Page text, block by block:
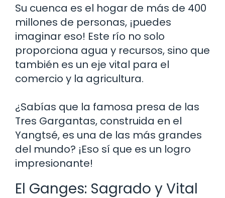
Su cuenca es el hogar de más de 400
millones de personas, ¡puedes
imaginar eso! Este río no solo
proporciona agua y recursos, sino que
también es un eje vital para el
comercio y la agricultura.
¿Sabías que la famosa presa de las
Tres Gargantas, construida en el
Yangtsé, es una de las más grandes
del mundo? ¡Eso sí que es un logro
impresionante!
El Ganges: Sagrado y Vital